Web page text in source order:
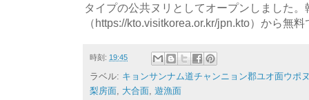
タイプの公共ヌリとしてオープンしました。
（https://kto.visitkorea.or.kr/jpn.kto）から無
時刻: 19:45
ラベル: キョンサンナム道チャンニョン郡ユオ面ウポ
梨房面 大合面 遊漁面